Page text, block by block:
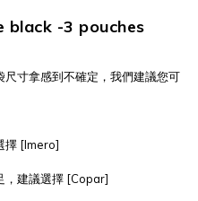
black -3 pouches
寸拿感到不確定，我們建議您可
擇 [Imero]
，建議選擇 [Copar]